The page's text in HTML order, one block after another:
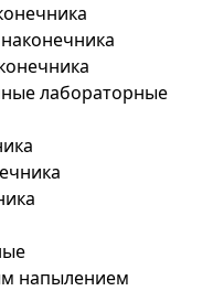
лабораторные
напылением